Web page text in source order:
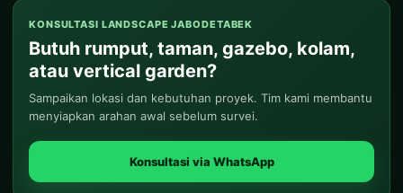
KONSULTASI LANDSCAPE JABODETABEK
Butuh rumput, taman, gazebo, kolam,
atau vertical garden?
Sampaikan lokasi dan kebutuhan proyek. Tim kami membantu
menyiapkan arahan awal sebelum survei.
Konsultasi via WhatsApp